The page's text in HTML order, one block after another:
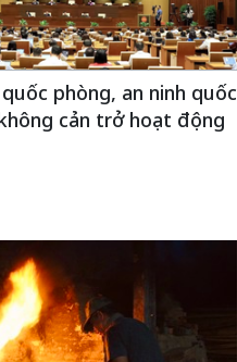
phòng, an ninh quốc
cản trở hoạt động